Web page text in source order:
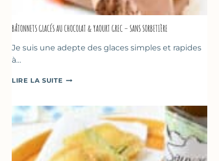
BÂTONNETS GLACÉS AU CHOCOLAT & YAOURT GREC – SANS SORBETIÈRE
Je suis une adepte des glaces simples et rapides
à…
LIRE LA SUITE BÂTONNETS
CHOCOLAT
YAOURT
GREC
–
SANS